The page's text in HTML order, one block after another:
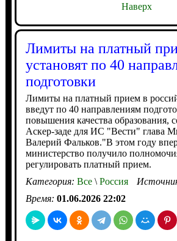
Наверх
Лимиты на платный
установят по 40
подготовки
Лимиты на платный прием в
введут по 40 направлениям
повышения качества образования,
Аскер-заде для ИС "Вести" глава
Валерий Фальков."В этом году
министерство получило
регулировать платный прием.
Категория: Все\Россия
Время: 01.06.2026 22:02